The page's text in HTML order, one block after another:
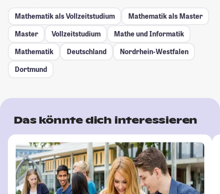
Mathematik als Vollzeitstudium
Mathematik als Master
Master
Vollzeitstudium
Mathe und Informatik
Mathematik
Deutschland
Nordrhein-Westfalen
Dortmund
Das könnte dich interessieren